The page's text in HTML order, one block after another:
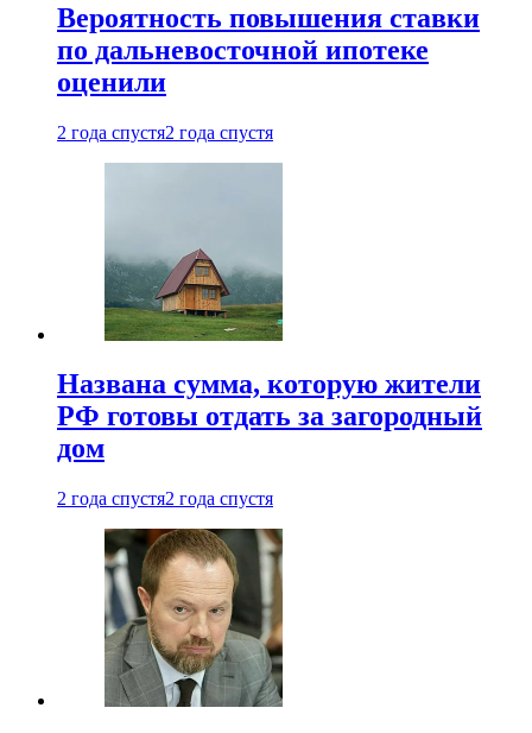
Вероятность повышения ставки
по дальневосточной ипотеке
оценили
2 года спустя2 года спустя
Названа сумма, которую жители
РФ готовы отдать за загородный
дом
2 года спустя2 года спустя